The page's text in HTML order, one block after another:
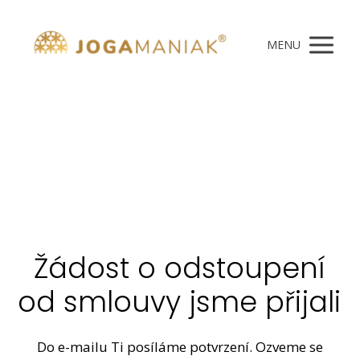
MENU
Žádost o odstoupení
od smlouvy jsme přijali
Do e-mailu Ti posíláme potvrzení. Ozveme se